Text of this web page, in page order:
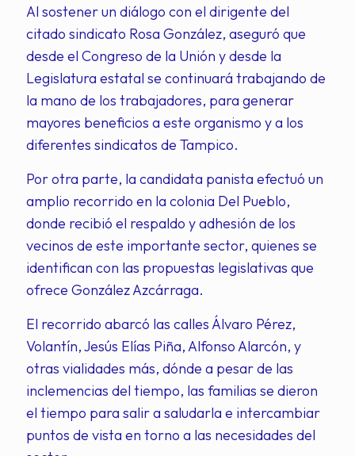
Al sostener un diálogo con el dirigente del
citado sindicato Rosa González, aseguró que
desde el Congreso de la Unión y desde la
Legislatura estatal se continuará trabajando de
la mano de los trabajadores, para generar
mayores beneficios a este organismo y a los
diferentes sindicatos de Tampico.
Por otra parte, la candidata panista efectuó un
amplio recorrido en la colonia Del Pueblo,
donde recibió el respaldo y adhesión de los
vecinos de este importante sector, quienes se
identifican con las propuestas legislativas que
ofrece González Azcárraga.
El recorrido abarcó las calles Álvaro Pérez,
Volantín, Jesús Elías Piña, Alfonso Alarcón, y
otras vialidades más, dónde a pesar de las
inclemencias del tiempo, las familias se dieron
el tiempo para salir a saludarla e intercambiar
puntos de vista en torno a las necesidades del